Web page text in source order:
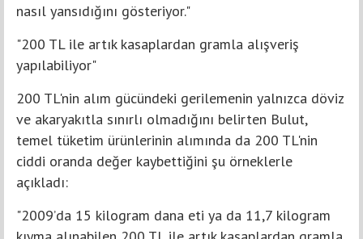
nasıl yansıdığını gösteriyor."
"200 TL ile artık kasaplardan gramla alışveriş
yapılabiliyor"
200 TL'nin alım gücündeki gerilemenin yalnızca döviz
ve akaryakıtla sınırlı olmadığını belirten Bulut,
temel tüketim ürünlerinin alımında da 200 TL'nin
ciddi oranda değer kaybettiğini şu örneklerle
açıkladı:
"2009’da 15 kilogram dana eti ya da 11,7 kilogram